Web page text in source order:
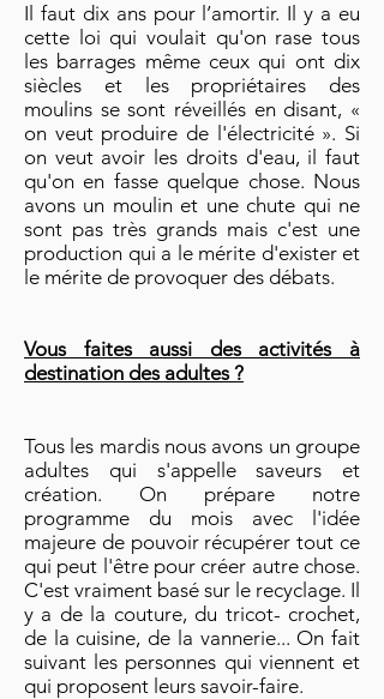
Il faut dix ans pour l’amortir. Il y a eu
cette loi qui voulait qu'on rase tous
les barrages même ceux qui ont dix
siècles et les propriétaires des
moulins se sont réveillés en disant, «
on veut produire de l'électricité ». Si
on veut avoir les droits d'eau, il faut
qu'on en fasse quelque chose. Nous
avons un moulin et une chute qui ne
sont pas très grands mais c'est une
production qui a le mérite d'exister et
le mérite de provoquer des débats.
Vous faites aussi des activités à
destination des adultes ?
Tous les mardis nous avons un groupe
adultes qui s'appelle saveurs et
création. On prépare notre
programme du mois avec l'idée
majeure de pouvoir récupérer tout ce
qui peut l'être pour créer autre chose.
C'est vraiment basé sur le recyclage. Il
y a de la couture, du tricot- crochet,
de la cuisine, de la vannerie... On fait
suivant les personnes qui viennent et
qui proposent leurs savoir-faire.